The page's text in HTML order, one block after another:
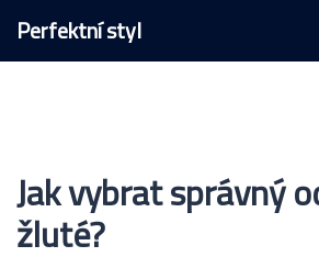
Skip
content
Perfektní styl
Jak vybrat správný
žluté?